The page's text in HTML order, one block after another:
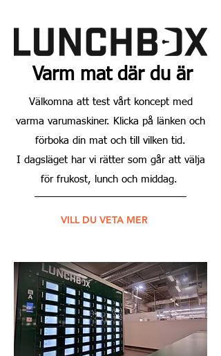
Varm mat där du är
Välkomna att test vårt koncept med
varma varumaskiner. Klicka på länken och
förboka din mat och till vilken tid.
I dagsläget har vi rätter som går att välja
för frukost, lunch och middag.
VILL DU VETA MER